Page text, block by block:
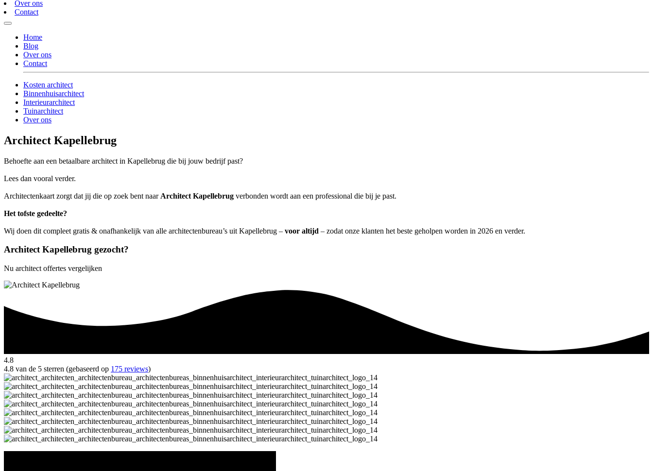
Over ons
Contact
Home
Blog
Over ons
Contact
Kosten architect
Binnenhuisarchitect
Interieurarchitect
Tuinarchitect
Over ons
Architect Kapellebrug
Behoefte aan een betaalbare architect in Kapellebrug die bij jouw bedrijf past?
Lees dan vooral verder.
Architectenkaart zorgt dat jij die op zoek bent naar Architect Kapellebrug verbonden wordt aan een professional die bij je past.
Het tofste gedeelte?
Wij doen dit compleet gratis & onafhankelijk van alle architectenbureau’s uit Kapellebrug – voor altijd – zodat onze klanten het beste geholpen worden in 2026 en verder.
Architect Kapellebrug gezocht?
Nu architect offertes vergelijken
4.8
4.8 van de 5 sterren (gebaseerd op 175 reviews)